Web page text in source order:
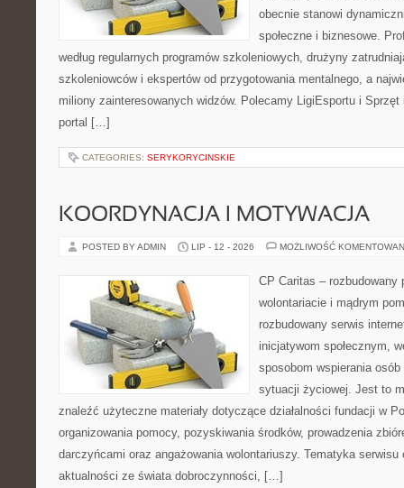
obecnie stanowi
społeczne i biznesowe.
według regularnych programów szkoleniowych, drużyny
szkoleniowców i ekspertów od przygotowania mentalnego, a
miliony zainteresowanych widzów. Polecamy LigiEsportu i
portal […]
CATEGORIES: SERYKORYCINSKIE
KOORDYNACJA I MOTYWACJA
POSTED BY ADMIN LIP - 12 - 2026 MOŻLIWOŚĆ
CP Caritas – rozbudowany
wolontariacie i mądrym
rozbudowany serwis
inicjatywom społecznym,
sposobom wspierania
sytuacji życiowej. Jest to
znaleźć użyteczne materiały dotyczące działalności fundacji w
organizowania pomocy, pozyskiwania środków, prowadzenia
darczyńcami oraz angażowania wolontariuszy. Tematyka
aktualności ze świata dobroczynności, […]